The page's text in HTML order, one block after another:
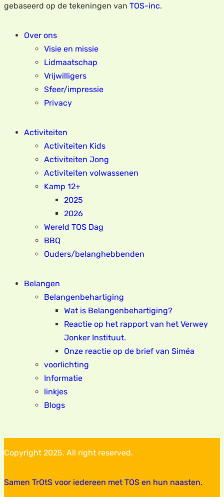
gebaseerd op de tekeningen van TOS-inc.
Over ons
Visie en missie
Lidmaatschap
Vrijwilligers
Sfeer/impressie
Privacy
Activiteiten
Activiteiten Kids
Activiteiten Jong
Activiteiten volwassenen
Kamp 12+
2025
2026
Wereld TOS Dag
BBQ
Ouders/belanghebbenden
Belangen
Belangenbehartiging
Wat is Belangenbehartiging?
Reactie op het rapport van het Verwey
Jonker Instituut.
Onze reactie op de brief van Siméa
voorlichting
Informatie
linkjes
Blogs
Copyright 2025. All right reserved.
Samen TrOtS voor iedereen met TOS en hun naasten.